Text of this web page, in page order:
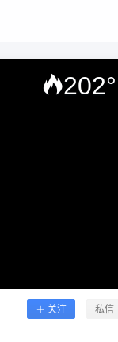
202°
关注 私信